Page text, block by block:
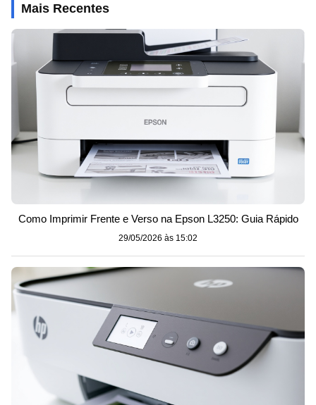
Mais Recentes
Como Imprimir Frente e Verso na Epson L3250: Guia Rápido
29/05/2026 às 15:02